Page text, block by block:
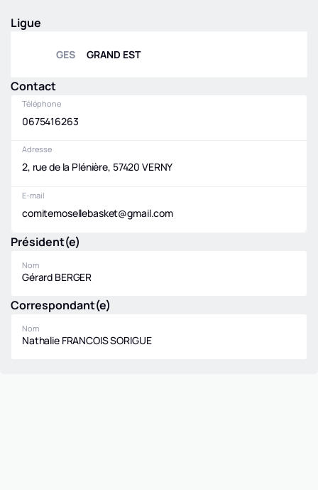
Ligue
GES GRAND EST
Contact
Téléphone
0675416263
Adresse
2, rue de la Plénière, 57420 VERNY
E-mail
comitemosellebasket@gmail.com
Président(e)
Nom
Gérard BERGER
Correspondant(e)
Nom
Nathalie FRANCOIS SORIGUE